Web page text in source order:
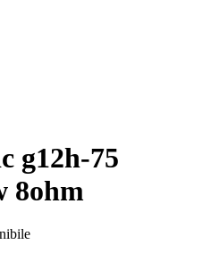
g12h-75
8ohm